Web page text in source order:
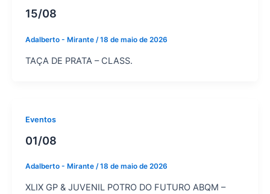
e
15/08
Adalberto - Mirante /18 de maio de 2026
TAÇA DE PRATA – CLASS.
Eventos
01/08
Adalberto - Mirante /18 de maio de 2026
XLIX GP & JUVENIL POTRO DO FUTURO ABQM –